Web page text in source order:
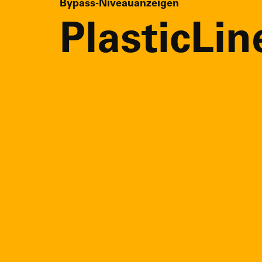
Bypass-Niveauanzeigen